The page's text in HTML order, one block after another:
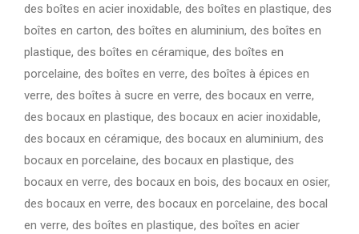
des boîtes en acier inoxidable, des boîtes en plastique, des
boîtes en carton, des boîtes en aluminium, des boîtes en
plastique, des boîtes en céramique, des boîtes en
porcelaine, des boîtes en verre, des boîtes à épices en
verre, des boîtes à sucre en verre, des bocaux en verre,
des bocaux en plastique, des bocaux en acier inoxidable,
des bocaux en céramique, des bocaux en aluminium, des
bocaux en porcelaine, des bocaux en plastique, des
bocaux en verre, des bocaux en bois, des bocaux en osier,
des bocaux en verre, des bocaux en porcelaine, des bocal
en verre, des boîtes en plastique, des boîtes en acier